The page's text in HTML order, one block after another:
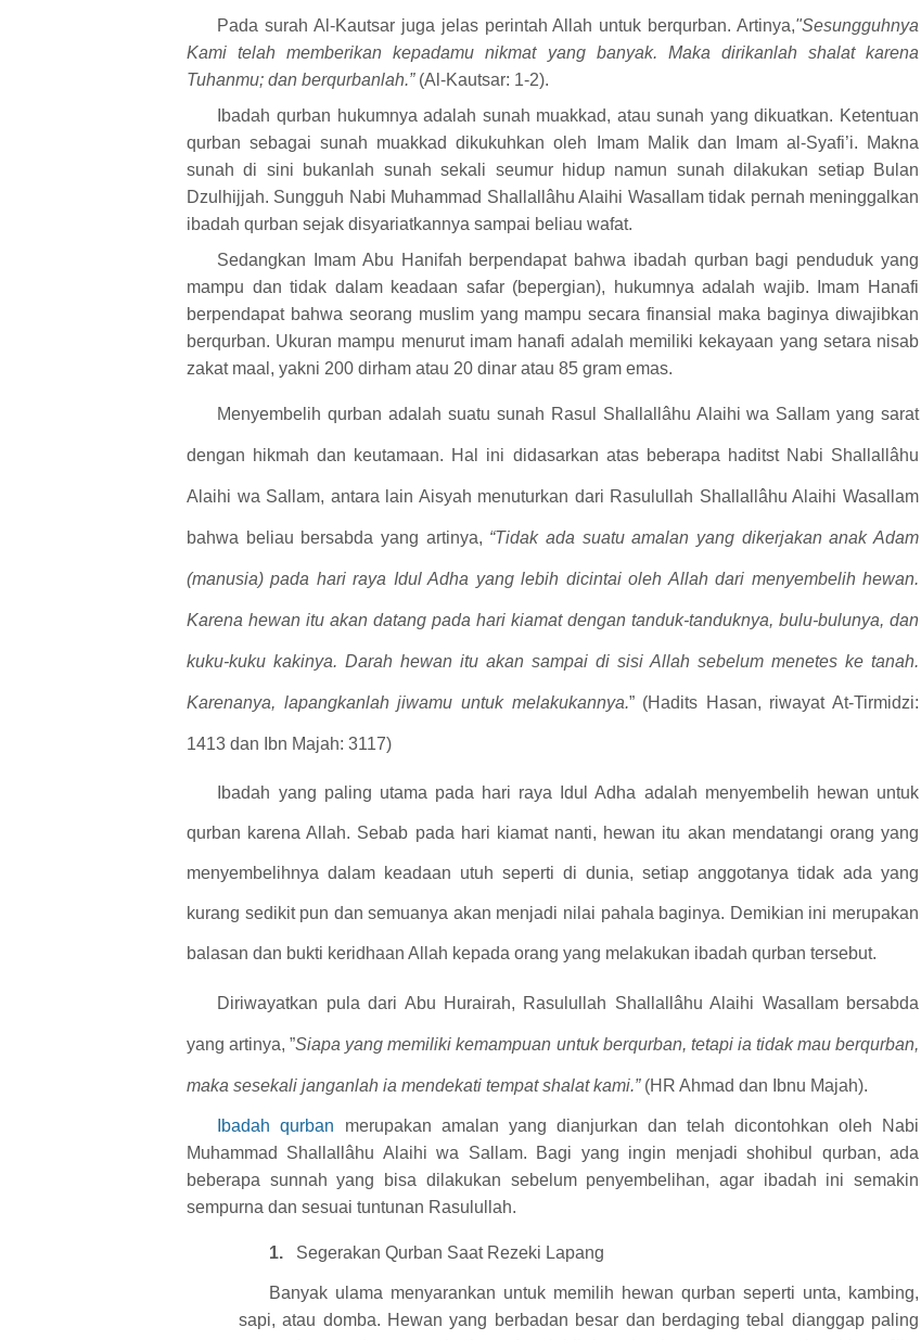
Pada surah Al-Kautsar juga jelas perintah Allah untuk berqurban. Artinya,"Sesungguhnya
Kami telah memberikan kepadamu nikmat yang banyak. Maka dirikanlah shalat karena
Tuhanmu; dan berqurbanlah.”(Al-Kautsar: 1-2).
Ibadah qurban hukumnya adalah sunah muakkad, atau sunah yang dikuatkan. Ketentuan
qurban sebagai sunah muakkad dikukuhkan oleh Imam Malik dan Imam al-Syafi’i. Makna
sunah di sini bukanlah sunah sekali seumur hidup namun sunah dilakukan setiap Bulan
Dzulhijjah. Sungguh Nabi Muhammad Shallallâhu Alaihi Wasallam tidak pernah meninggalkan
ibadah qurban sejak disyariatkannya sampai beliau wafat.
Sedangkan Imam Abu Hanifah berpendapat bahwa ibadah qurban bagi penduduk yang
mampu dan tidak dalam keadaan safar (bepergian), hukumnya adalah wajib. Imam Hanafi
berpendapat bahwa seorang muslim yang mampu secara finansial maka baginya diwajibkan
berqurban. Ukuran mampu menurut imam hanafi adalah memiliki kekayaan yang setara nisab
zakat maal, yakni 200 dirham atau 20 dinar atau 85 gram emas.
Menyembelih qurban adalah suatu sunah Rasul Shallallâhu Alaihiwa Sallam yang sarat
dengan hikmah dan keutamaan. Hal ini didasarkan atas beberapa haditst Nabi Shallallâhu
Alaihi wa Sallam, antara lain Aisyah menuturkan dari Rasulullah Shallallâhu Alaihi Wasallam
bahwa beliau bersabda yang artinya, “Tidak ada suatu amalan yang dikerjakan anak Adam
(manusia) pada hari raya Idul Adha yang lebih dicintai oleh Allah dari menyembelih hewan.
Karena hewan itu akan datang pada hari kiamat dengan tanduk-tanduknya, bulu-bulunya, dan
kuku-kuku kakinya. Darah hewan itu akan sampai di sisi Allah sebelum menetes ke tanah.
Karenanya, lapangkanlah jiwamu untuk melakukannya.” (Hadits Hasan, riwayat At-Tirmidzi:
1413 dan Ibn Majah: 3117)
Ibadah yang paling utama pada hari raya Idul Adha adalah menyembelih hewan untuk
qurban karena Allah. Sebab pada hari kiamat nanti, hewan itu akan mendatangi orang yang
menyembelihnya dalam keadaan utuh seperti di dunia, setiap anggotanya tidak ada yang
kurang sedikit pun dan semuanya akan menjadi nilai pahala baginya. Demikian ini merupakan
balasan dan bukti keridhaan Allah kepada orang yang melakukan ibadah qurban tersebut.
Diriwayatkan pula dari Abu Hurairah, Rasulullah Shallallâhu Alaihi Wasallam bersabda
yang artinya, ”Siapa yang memiliki kemampuan untuk berqurban, tetapi ia tidak mau berqurban,
maka sesekali janganlah ia mendekati tempat shalat kami.”(HR Ahmad dan Ibnu Majah).
Ibadah qurban merupakan amalan yang dianjurkan dan telah dicontohkan oleh Nabi
Muhammad
Shallallâhu Alaihiwa Sallam. Bagi yang ingin menjadi shohibul qurban, ada
beberapa sunnah yang bisa dilakukan sebelum penyembelihan, agar ibadah ini semakin
sempurna dan sesuai tuntunan Rasulullah.
1. Segerakan Qurban Saat Rezeki Lapang
Banyak ulama menyarankan untuk memilih hewan qurban seperti unta, kambing,
sapi, atau domba. Hewan yang berbadan besar dan berdaging tebal dianggap paling